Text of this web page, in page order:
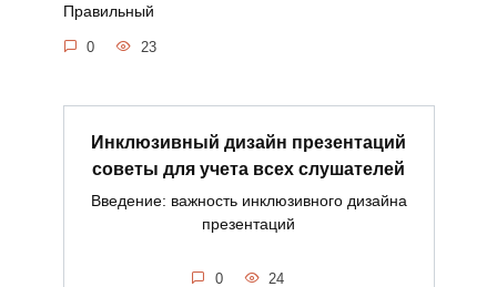
Правильный
0 23
Инклюзивный дизайн презентаций
советы для учета всех слушателей
Введение: важность инклюзивного дизайна
презентаций
0 24